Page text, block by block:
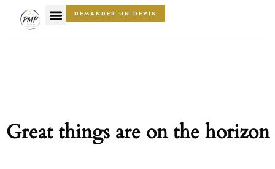
DEMANDER UN DEVIS
Great things are on the horizon